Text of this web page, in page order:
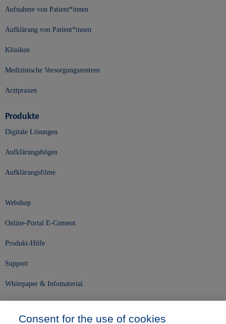
Aufnahme von Patient*innen
Aufklärung von Patient*innen
Kliniken
Medizinische Versorgungszentren
Arztpraxen
Produkte
Digitale Lösungen
Aufklärungsbögen
Aufklärungsfilme
Webshop
Online-Portal E-Consent
Produkt-Hilfe
Support
Whitepaper & Infomaterial
Consent for the use of cookies